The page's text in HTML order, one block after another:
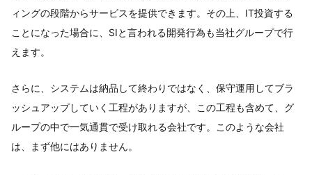
ィングの段階からサービスを提供できます。その上、IT投資する
ことになった場合に、SIと言われる開発行為も当社グループで行
えます。
さらに、システムは納品して終わりではなく、保守運用してブラ
ッシュアップしていく工程がありますが、この工程も含めて、グ
ループの中で一気通貫で受け取れる会社です。このような会社
は、まず他にはありません。